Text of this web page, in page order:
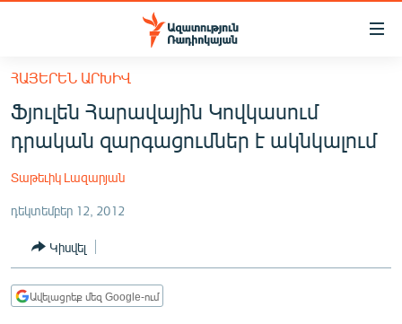
Մատչելիության
հիմնական
բովանդակությանը
հիմնական
մենյուին
ՀԱՅԱՍՏԱՆ
ՔԱՂԱՔԱԿԱՆ
ԸՆՏՐՈՒԹՅՈՒՆՆԵՐ 2026
ԻՐԱՎՈՒՆՔ
ՀԱՍԱՐԱԿՈՒԹՅՈՒՆ
ՏՆՏԵՍՈՒԹՅՈՒՆ
ՀԱՅԵՐԵՆ ԱՐԽԻՎ
Ֆյուլեն Հարավային Կովկասում
դրական զարգացումներ է ակնկալում
Տաթեւիկ Լազարյան
դեկտեմբեր 12, 2012
Կիսվել
Ավելացրեք մեզ Google-ում